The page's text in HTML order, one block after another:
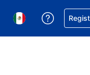
tu moneda. Tu
Elegir el idioma